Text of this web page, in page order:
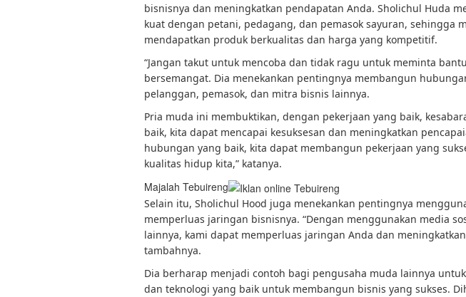
bisnisnya dan meningkatkan pendapatan Anda. Sholichul Huda
kuat dengan petani, pedagang, dan pemasok sayuran, sehingga
mendapatkan produk berkualitas dan harga yang kompetitif.
“Jangan takut untuk mencoba dan tidak ragu untuk meminta
bersemangat. Dia menekankan pentingnya membangun
pelanggan, pemasok, dan mitra bisnis lainnya.
Pria muda ini membuktikan, dengan pekerjaan yang baik,
baik, kita dapat mencapai kesuksesan dan meningkatkan
hubungan yang baik, kita dapat membangun pekerjaan yang
kualitas hidup kita,” katanya.
Majalah Tebuireng
Selain itu, Sholichul Hood juga menekankan pentingnya
memperluas jaringan bisnisnya. “Dengan menggunakan media
lainnya, kami dapat memperluas jaringan Anda dan
tambahnya.
Dia berharap menjadi contoh bagi pengusaha muda lainnya
dan teknologi yang baik untuk membangun bisnis yang sukses.